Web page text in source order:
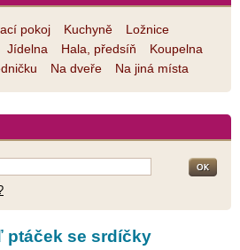
pokoj Kuchyně
Ložnice
Jídelna Hala, předsíň
Koupelna
Na dveře Na jiná místa
ptáček se srdíčky